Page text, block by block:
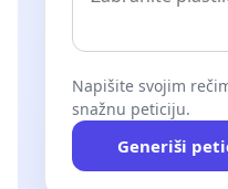
Napišite svojim
snažnu peticiju.
Generiši